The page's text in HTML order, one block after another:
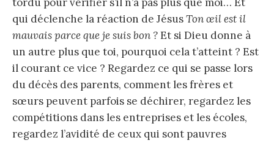
tordu pour vérifier s’il n’a pas plus que moi… Et
qui déclenche la réaction de JésusTon œil est il
mauvais parce que je suis bon ?Et si Dieu donne à
un autre plus que toi, pourquoi cela t’atteint ? Est
il courant ce vice ? Regardez ce qui se passe lors
du décès des parents, comment les frères et
sœurs peuvent parfois se déchirer, regardez les
compétitions dans les entreprises et les écoles,
regardez l’avidité de ceux qui sont pauvres